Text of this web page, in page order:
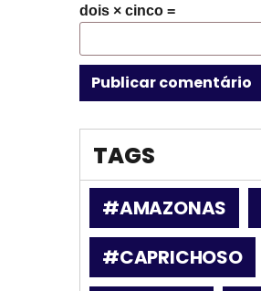
dois × cinco =
TAGS
#AMAZONAS
#CAPRICHOSO